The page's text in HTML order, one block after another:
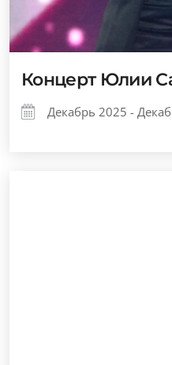
Концерт Юлии
Декабрь 2025 -